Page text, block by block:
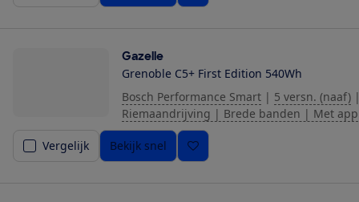
Gazelle
Grenoble C5+ First Edition 540Wh
Bosch Performance Smart | 5 versn. (naaf)
Riemaandrijving | Brede banden | Met app
Vergelijk Bekijk snel